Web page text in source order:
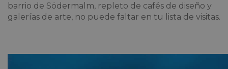
barrio de Södermalm, repleto de cafés de diseño y
galerías de arte, no puede faltar en tu lista de visitas.